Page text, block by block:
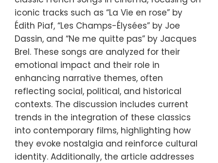
iconic tracks such as “La Vie en rose” by
Édith Piaf, “Les Champs-Élysées” by Joe
Dassin, and “Ne me quitte pas” by Jacques
Brel. These songs are analyzed for their
emotional impact and their role in
enhancing narrative themes, often
reflecting social, political, and historical
contexts. The discussion includes current
trends in the integration of these classics
into contemporary films, highlighting how
they evoke nostalgia and reinforce cultural
identity. Additionally, the article addresses